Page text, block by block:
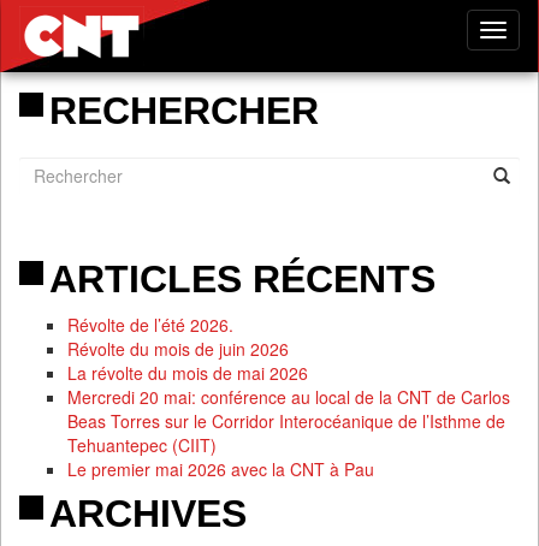
RECHERCHER
ARTICLES RÉCENTS
Révolte de l’été 2026.
Révolte du mois de juin 2026
La révolte du mois de mai 2026
Mercredi 20 mai: conférence au local de la CNT de Carlos
Beas Torres sur le Corridor Interocéanique de l’Isthme de
Tehuantepec (CIIT)
Le premier mai 2026 avec la CNT à Pau
ARCHIVES